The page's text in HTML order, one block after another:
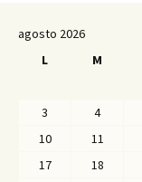
agosto 2026
L
M
3
4
10
11
17
18